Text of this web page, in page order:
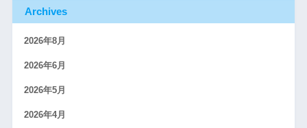
Archives
2026年8月
2026年6月
2026年5月
2026年4月